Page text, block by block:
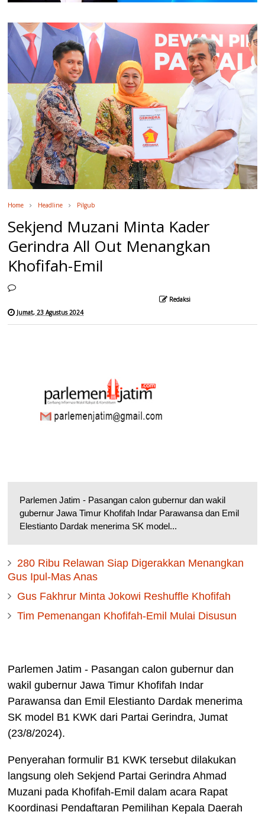
Home Headline Pilgub
Sekjend Muzani Minta Kader
Gerindra All Out Menangkan
Khofifah-Emil
Redaksi
Jumat, 23 Agustus 2024
Parlemen Jatim - Pasangan calon gubernur dan wakil
gubernur Jawa Timur Khofifah Indar Parawansa dan Emil
Elestianto Dardak menerima SK model...
280 Ribu Relawan Siap Digerakkan Menangkan
Gus Ipul-Mas Anas
Gus Fakhrur Minta Jokowi Reshuffle Khofifah
Tim Pemenangan Khofifah-Emil Mulai Disusun
Parlemen Jatim - Pasangan calon gubernur dan
wakil gubernur Jawa Timur Khofifah Indar
Parawansa dan Emil Elestianto Dardak menerima
SK model B1 KWK dari Partai Gerindra, Jumat
(23/8/2024).
Penyerahan formulir B1 KWK tersebut dilakukan
langsung oleh Sekjend Partai Gerindra Ahmad
Muzani pada Khofifah-Emil dalam acara Rapat
Koordinasi Pendaftaran Pemilihan Kepala Daerah